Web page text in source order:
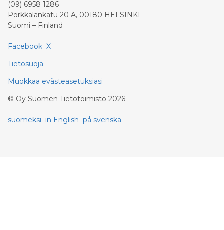
(09) 6958 1286
Porkkalankatu 20 A, 00180 HELSINKI
Suomi – Finland
Facebook X
Tietosuoja
Muokkaa evästeasetuksiasi
© Oy Suomen Tietotoimisto 2026
suomeksi in English på svenska